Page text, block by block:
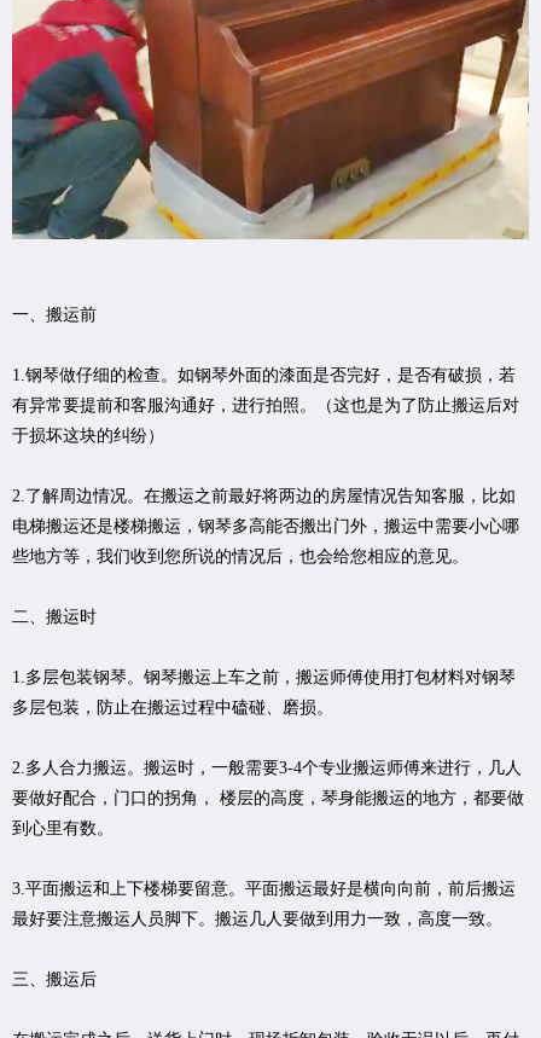
一、搬运前
1.钢琴做仔细的检查。如钢琴外面的漆面是否完好，是否有破损，若
有异常要提前和客服沟通好，进行拍照。（这也是为了防止搬运后对
于损坏这块的纠纷）
2.了解周边情况。在搬运之前最好将两边的房屋情况告知客服，比如
电梯搬运还是楼梯搬运，钢琴多高能否搬出门外，搬运中需要小心哪
些地方等，我们收到您所说的情况后，也会给您相应的意见。
二、搬运时
1.多层包装钢琴。钢琴搬运上车之前，搬运师傅使用打包材料对钢琴
多层包装，防止在搬运过程中磕碰、磨损。
2.多人合力搬运。搬运时，一般需要3-4个专业搬运师傅来进行，几人
要做好配合，门口的拐角， 楼层的高度，琴身能搬运的地方，都要做
到心里有数。
3.平面搬运和上下楼梯要留意。平面搬运最好是横向向前，前后搬运
最好要注意搬运人员脚下。搬运几人要做到用力一致，高度一致。
三、搬运后